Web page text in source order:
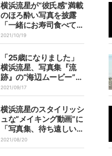
横浜流星が“彼氏感”満載
のほろ酔い写真を披露
「一緒にお寿司食べてく
ださい」「寿司になりた
い」とファン悶絶
2021/10/19
「25歳になりました」
横浜流星、写真集『流
跡』の“海辺ムービー”で
感謝のメッセージ
2021/09/17
横浜流星のスタイリッシ
ュな“メイキング動画”に
「写真集、待ち遠しい」
「笑顔たまらん」の声
2021/08/20